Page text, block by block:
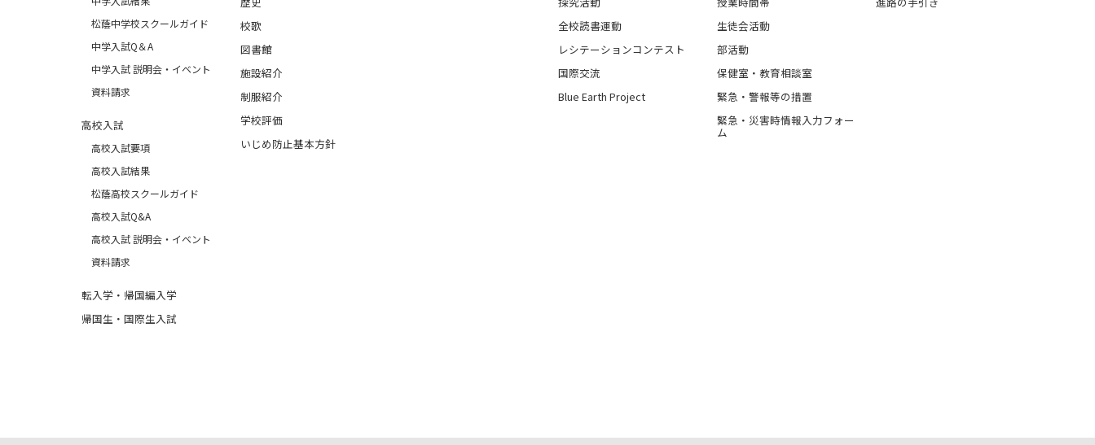
松蔭中学校スクールガイド
中学入試Q＆A
中学入試 説明会・イベント
資料請求
高校入試
高校入試要項
高校入試結果
松蔭高校スクールガイド
高校入試Q&A
高校入試 説明会・イベント
資料請求
転入学・帰国編入学
帰国生・国際生入試
校歌
図書館
施設紹介
制服紹介
学校評価
いじめ防止基本方針
全校読書運動
レシテーションコンテスト
国際交流
Blue Earth Project
生徒会活動
部活動
保健室・教育相談室
緊急・警報等の措置
緊急・災害時情報入力フォー
ム